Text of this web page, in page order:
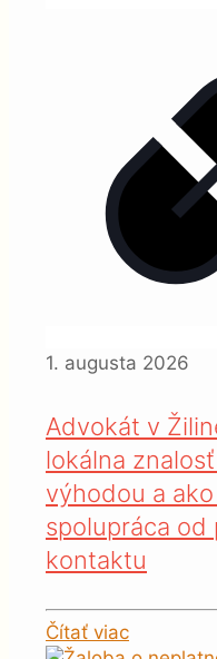
1. augusta 2026
Advokát v
lokálna
výhodou a
spolupráca od
kontaktu
Čítať viac